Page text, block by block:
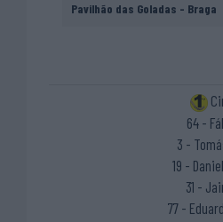
Pavilhão das Goladas - Braga
64 -
3 -
19 - Daniel
31 -
77 -